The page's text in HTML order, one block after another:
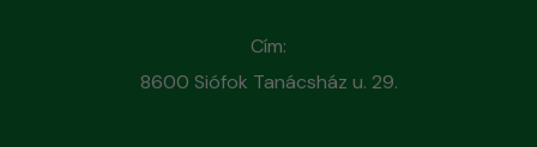
Cím:
8600 Siófok Tanácsház u. 29.